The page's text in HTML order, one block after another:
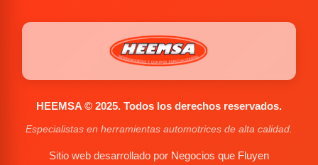
HEEMSA © 2025. Todos los derechos reservados.
Especialistas en herramientas automotrices de alta calidad.
Sitio web desarrollado por Negocios que Fluyen